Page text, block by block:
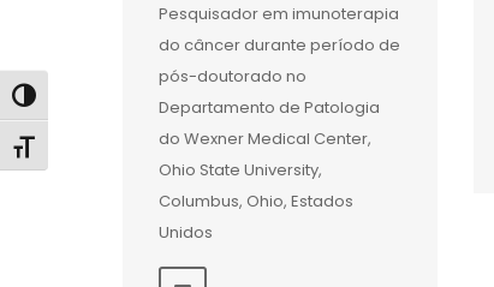
Alternar alto contraste
Alternar tamanho da fonte
Pesquisador em imunoterapia
do câncer durante período de
pós-doutorado no
Departamento de Patologia
do Wexner Medical Center,
Ohio State University,
Columbus, Ohio, Estados
Unidos